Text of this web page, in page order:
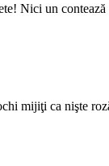
Nici un
mijiţi ca nişte